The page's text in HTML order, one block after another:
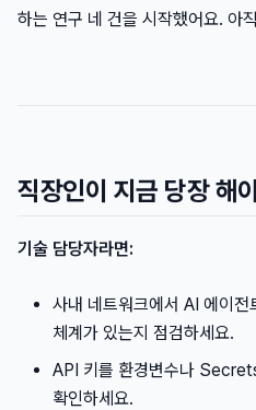
하는 연구 네 건을 시작했어요. 아
직장인이 지금 당장 해
기술 담당자라면:
사내 네트워크에서 AI 에이전
체계가 있는지 점검하세요.
API 키를 환경변수나
확인하세요.